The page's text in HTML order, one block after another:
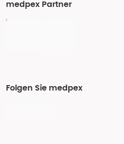
medpex Partner
Folgen Sie medpex